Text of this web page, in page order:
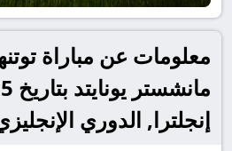
معلومات عن مباراة
إنجلترا, الدوري